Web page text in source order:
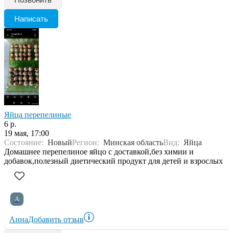
Написать
Яйца перепелиные
6 р.
19 мая, 17:00
Состояние: НовыйРегион: Минская областьВид: Яйца
Домашнее перепелиное яйцо с доставкой,без химии и
добавок,полезный диетический продукт для детей и взрослых
А
АннаДобавить отзыв